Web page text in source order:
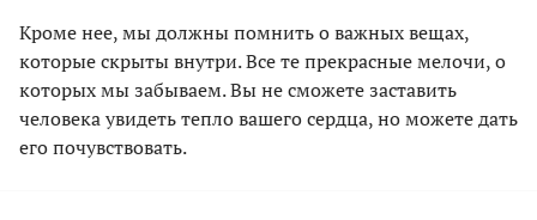
Кроме нее, мы должны помнить о важных вещах,
которые скрыты внутри. Все те прекрасные мелочи, о
которых мы забываем. Вы не сможете заставить
человека увидеть тепло вашего сердца, но можете дать
его почувствовать.